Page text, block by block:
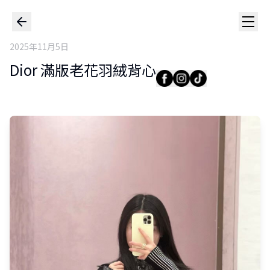
2025年11月5日
Dior 滿版老花羽絨背心